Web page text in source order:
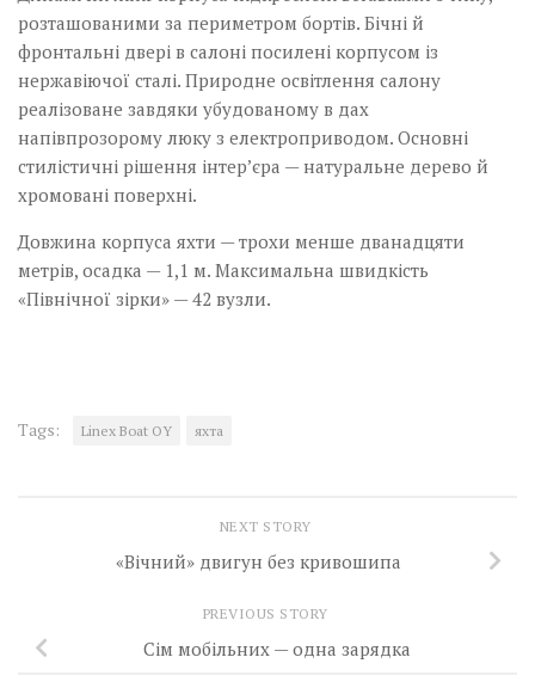
розташованими за периметром бортів. Бічні й
фронтальні двері в салоні посилені корпусом із
нержавіючої сталі. Природне освітлення салону
реалізоване завдяки убудованому в дах
напівпрозорому люку з електроприводом. Основні
стилістичні рішення інтер’єра — натуральне дерево й
хромовані поверхні.
Довжина корпуса яхти — трохи менше дванадцяти
метрів, осадка — 1,1 м. Максимальна швидкість
«Північної зірки» — 42 вузли.
Tags: Linex Boat OY яхта
NEXT STORY
«Вічний» двигун без кривошипа
PREVIOUS STORY
Сім мобільних — одна зарядка